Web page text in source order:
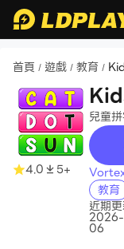
首頁 / 遊戲 / 教育 /
4.0 5+
兒童
教育
近期
06